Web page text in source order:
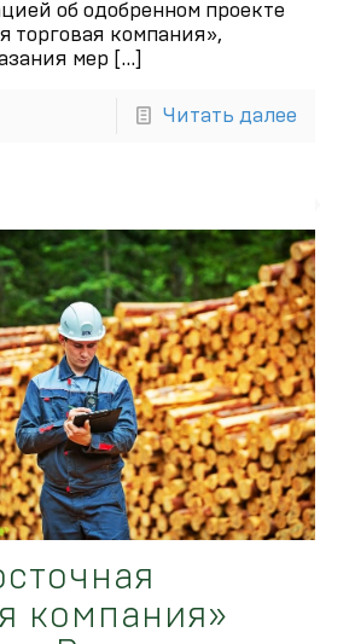
об одобренном проекте
торговая компания»,
мер […]
Читать далее
компания»